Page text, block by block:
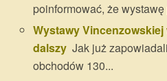
poinformować, że wystawę
Wystawy
dalszy Jak już
obchodów 130...